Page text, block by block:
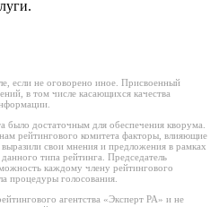
если не оговорено иное. Присвоенный
в том числе касающихся качества
было достаточным для обеспечения кворума.
рейтингового комитета факторы, влияющие
свои мнения и предложения в рамках
типа рейтинга. Председатель
каждому члену рейтингового
процедуры голосования.
агентства «Эксперт РА» и не